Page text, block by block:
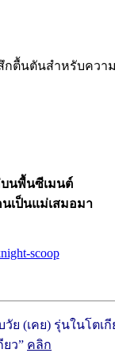
นตันสำหรับควา
บนพื้นซีเมนต์
เป็นแม่เสมอมา
scoop
ย (เคย) รุ่นในโตเ
ว” คลิก